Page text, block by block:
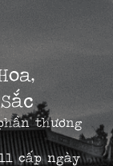
thương
11 cấp ngày